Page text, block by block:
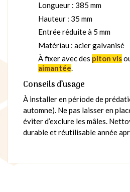
Longueur : 385 mm
Hauteur : 35 mm
Entrée réduite à 5 mm
Matériau : acier galvanisé
À fixer avec des piton vis
aimantée.
Conseils d’usage
À installer en période de
automne). Ne pas laisser en
éviter d’exclure les mâles.
durable et réutilisable année